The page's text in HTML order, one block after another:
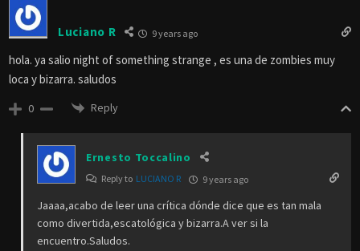
Luciano R 9 years ago
hola. ya salio night of something strange , es una de zombies muy
loca y bizarra. saludos
0 Reply
Ernesto Toccalino
Reply to LUCIANO R 9 years ago
Jaaaa,acabo de leer una crítica dónde dice que es tan mala
como divertida,escatológica y bizarra.A ver si la
encuentro.Saludos.